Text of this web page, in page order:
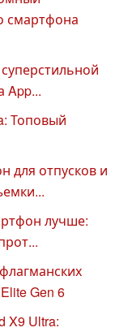
смартфона
App...
Топовый
для отпусков и
лучше:
Gen 6
X9 Ultra: